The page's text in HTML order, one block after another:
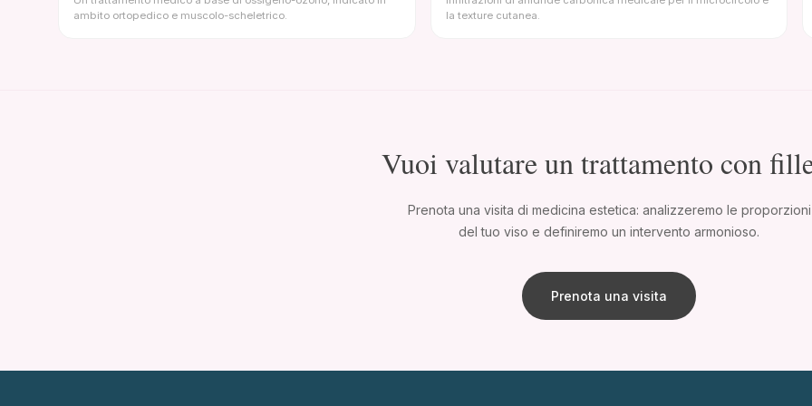
ambito ortopedico e muscolo-scheletrico.
la texture cutanea.
Vuoi valutare un trattamento con
Prenota una visita di medicina estetica: analizzeremo le proporzioni
del tuo viso e definiremo un intervento armonioso.
Prenota una visita